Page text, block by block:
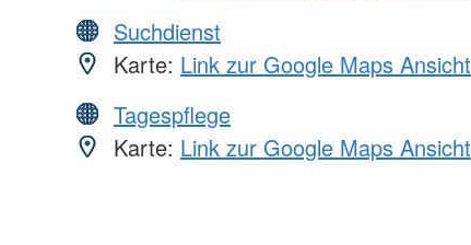
Suchdienst
Karte: Link zur Google Maps Ansicht
Tagespflege
Karte: Link zur Google Maps Ansicht